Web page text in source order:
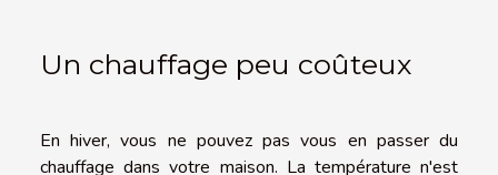
Un chauffage peu coûteux
En hiver, vous ne pouvez pas vous en passer du
chauffage dans votre maison. La température n'est